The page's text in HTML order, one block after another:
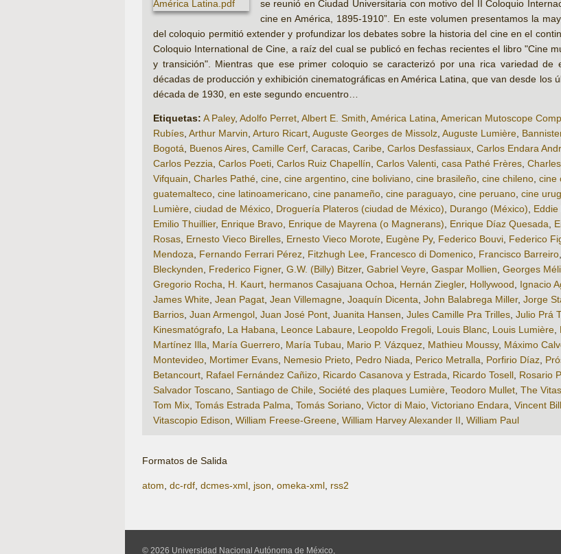
se reunió en Ciudad Universitaria con motivo del II Coloquio
cine en América, 1895-1910”. En este volumen presentamos la
del coloquio permitió extender y profundizar los debates sobre la historia del cine en el
Coloquio International de Cine, a raíz del cual se publicó en fechas recientes el libro "Cine
y transición". Mientras que ese primer coloquio se caracterizó por una rica variedad de
décadas de producción y exhibición cinematográficas en América Latina, que van desde los
década de 1930, en este segundo encuentro…
Etiquetas: A Paley, Adolfo Perret, Albert E. Smith, América Latina, American Mutoscope
Rubíes, Arthur Marvin, Arturo Ricart, Auguste Georges de Missolz, Auguste Lumière,
Bogotá, Buenos Aires, Camille Cerf, Caracas, Caribe, Carlos Desfassiaux, Carlos Endara
Carlos Pezzia, Carlos Poeti, Carlos Ruiz Chapellín, Carlos Valenti, casa Pathé Frères,
Vifquain, Charles Pathé, cine, cine argentino, cine boliviano, cine brasileño, cine chileno, cine
guatemalteco, cine latinoamericano, cine panameño, cine paraguayo, cine peruano, cine
Lumière, ciudad de México, Droguería Plateros (ciudad de México), Durango (México), Eddie
Emilio Thuillier, Enrique Bravo, Enrique de Mayrena (o Magnerans), Enrique Díaz Quesada,
Rosas, Ernesto Vieco Birelles, Ernesto Vieco Morote, Eugène Py, Federico Bouvi, Federico
Mendoza, Fernando Ferrari Pérez, Fitzhugh Lee, Francesco di Domenico, Francisco Barreiro,
Bleckynden, Frederico Figner, G.W. (Billy) Bitzer, Gabriel Veyre, Gaspar Mollien, Georges
Gregorio Rocha, H. Kaurt, hermanos Casajuana Ochoa, Hernán Ziegler, Hollywood, Ignacio
James White, Jean Pagat, Jean Villemagne, Joaquín Dicenta, John Balabrega Miller, Jorge
Barrios, Juan Armengol, Juan José Pont, Juanita Hansen, Jules Camille Pra Trilles, Julio Prá
Kinesmatógrafo, La Habana, Leonce Labaure, Leopoldo Fregoli, Louis Blanc, Louis Lumière,
Martínez Illa, María Guerrero, María Tubau, Mario P. Vázquez, Mathieu Moussy, Máximo
Montevideo, Mortimer Evans, Nemesio Prieto, Pedro Niada, Perico Metralla, Porfirio Díaz,
Betancourt, Rafael Fernández Cañizo, Ricardo Casanova y Estrada, Ricardo Tosell, Rosario
Salvador Toscano, Santiago de Chile, Société des plaques Lumière, Teodoro Mullet, The
Tom Mix, Tomás Estrada Palma, Tomás Soriano, Victor di Maio, Victoriano Endara, Vincent
Vitascopio Edison, William Freese-Greene, William Harvey Alexander II, William Paul
Formatos de Salida
atom dc-rdf dcmes-xml json omeka-xml rss2
© 2026 Universidad Nacional Autónoma de México,